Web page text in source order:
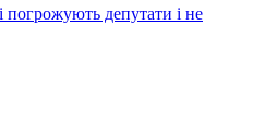
депутати і не